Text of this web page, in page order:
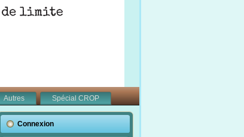
Autres
Spécial CROP
Connexion